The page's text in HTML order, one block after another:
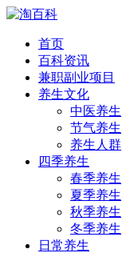
首页
百科资讯
兼职副业项目
养生文化
中医养生
节气养生
养生人群
四季养生
春季养生
夏季养生
秋季养生
冬季养生
日常养生